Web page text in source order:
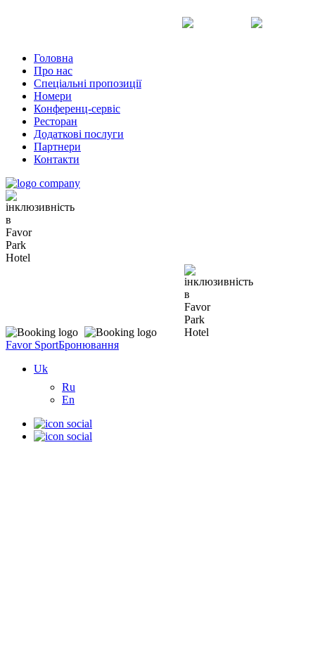
Головна
Про нас
Спеціальні пропозиції
Номери
Конференц-сервіс
Ресторан
Додаткові послуги
Партнери
Контакти
Favor SportБронювання
Uk
Ru
En